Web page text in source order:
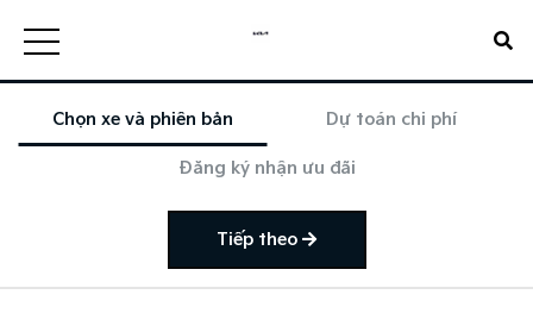
Chọn xe và phiên bản Dự toán chi phí
Đăng ký nhận ưu đãi
Tiếp theo